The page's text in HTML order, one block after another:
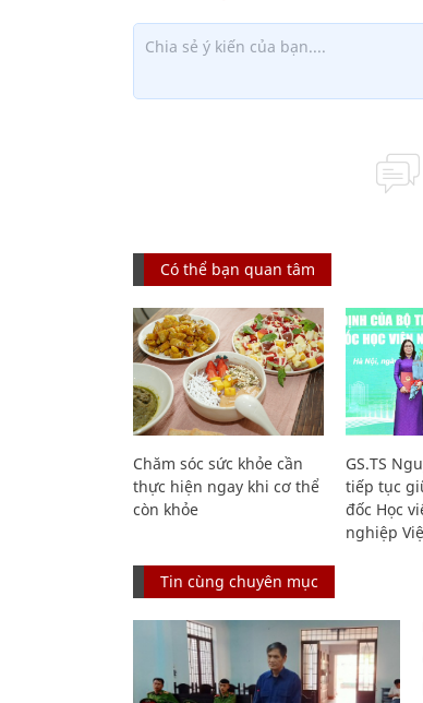
Có thể bạn quan tâm
Chăm sóc sức khỏe cần
thực hiện ngay khi cơ thể
còn khỏe
GS.TS
tiếp tục
đốc Học
nghiệp
Tin cùng chuyên mục